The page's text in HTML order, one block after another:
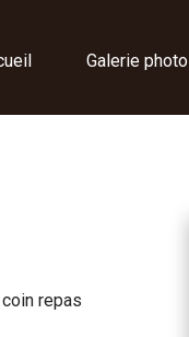
Galerie photo
repas